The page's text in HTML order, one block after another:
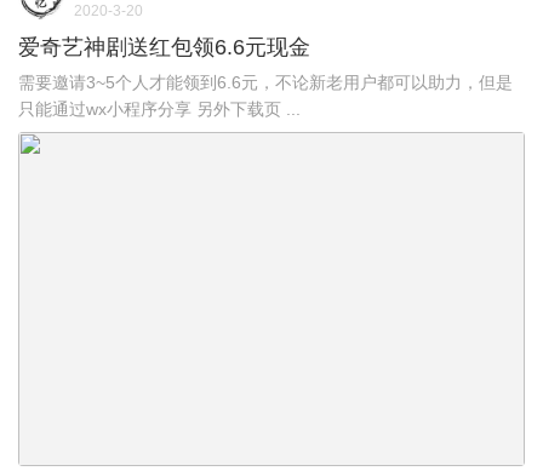
2020-3-20
爱奇艺神剧送红包领6.6元现金
需要邀请3~5个人才能领到6.6元，不论新老用户都可以助力，但是
只能通过wx小程序分享 另外下载页 ...